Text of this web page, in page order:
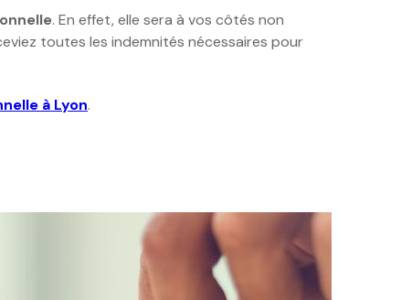
. En effet, elle sera à vos côtés non
toutes les indemnités nécessaires pour
à Lyon.